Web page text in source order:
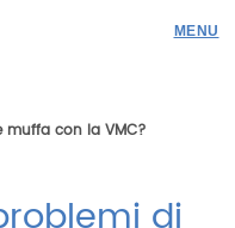
muffa con la VMC?